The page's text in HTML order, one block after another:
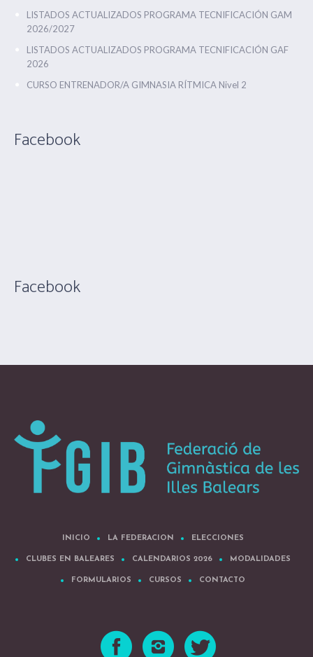
LISTADOS ACTUALIZADOS PROGRAMA TECNIFICACIÓN GAM
2026/2027
LISTADOS ACTUALIZADOS PROGRAMA TECNIFICACIÓN GAF
2026
CURSO ENTRENADOR/A GIMNASIA RÍTMICA Nivel 2
Facebook
Facebook
INICIO LA FEDERACION ELECCIONES
CLUBES EN BALEARES CALENDARIOS 2026 MODALIDADES
FORMULARIOS CURSOS CONTACTO